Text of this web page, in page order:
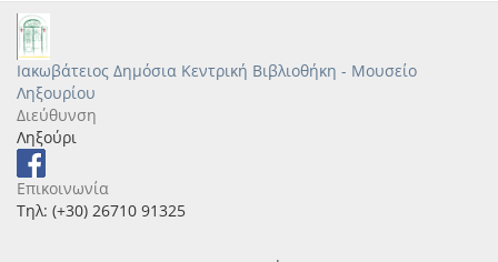
Ιακωβάτειος Δημόσια Κεντρική Βιβλιοθήκη - Μουσείο
Ληξουρίου
Διεύθυνση
Ληξούρι
Επικοινωνία
Τηλ: (+30) 26710 91325